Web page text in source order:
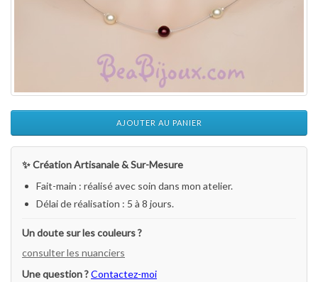
AJOUTER AU PANIER
✨ Création Artisanale & Sur-Mesure
Fait-main : réalisé avec soin dans mon atelier.
Délai de réalisation : 5 à 8 jours.
Un doute sur les couleurs ?
consulter les nuanciers
Une question ?Contactez-moi